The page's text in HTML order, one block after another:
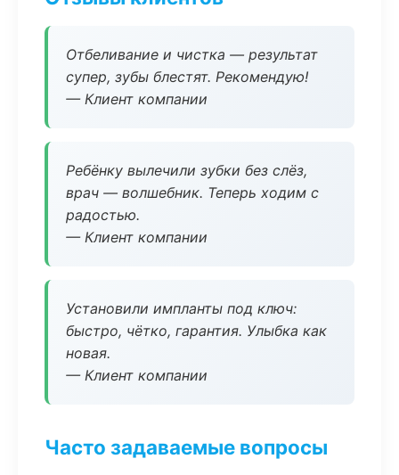
Отбеливание и чистка — результат
супер, зубы блестят. Рекомендую!
— Клиент компании
Ребёнку вылечили зубки без слёз,
врач — волшебник. Теперь ходим с
радостью.
— Клиент компании
Установили импланты под ключ:
быстро, чётко, гарантия. Улыбка как
новая.
— Клиент компании
Часто задаваемые вопросы